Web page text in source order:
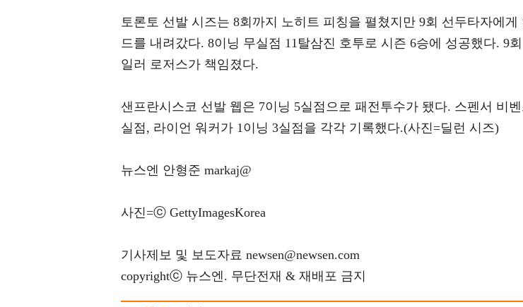
토론토 선발 시즈는 8회까지 노히트 피칭을 펼쳤지만 9회 선두타자에게
드를 내려갔다. 8이닝 무실점 11탈삼진 호투로 시즌 6승에 성공했다. 9
일러 로저스가 책임졌다.
샌프란시스코 선발 웹은 7이닝 5실점으로 패전투수가 됐다. 스펜서 비
실점, 라이언 워커가 1이닝 3실점을 각각 기록했다.(사진=딜런 시즈)
뉴스엔 안형준 markaj@
사진=ⓒ GettyImagesKorea
기사제보 및 보도자료 newsen@newsen.com
copyrightⓒ 뉴스엔. 무단전재 & 재배포 금지